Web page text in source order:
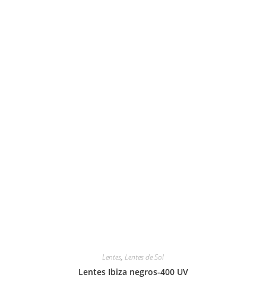
Lentes, Lentes de Sol
Lentes Ibiza negros-400 UV